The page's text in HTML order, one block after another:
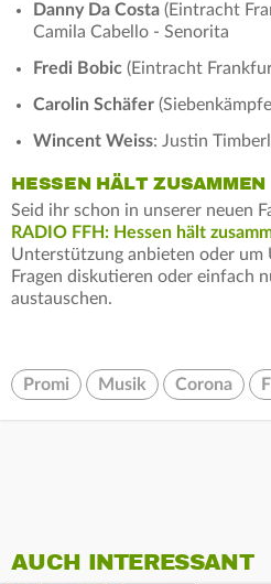
Danny Da Costa (Eintracht
Camila Cabello - Senorita
Fredi Bobic (Eintracht
Carolin Schäfer
Wincent Weiss: Justin
HESSEN HÄLT ZUSAMMEN
Seid ihr schon in unserer neuen
RADIO FFH: Hessen hält
Unterstützung anbieten oder
Fragen diskutieren oder einfach
austauschen.
Promi Musik Corona
AUCH INTERESSANT